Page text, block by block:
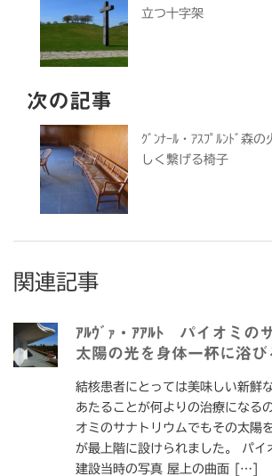
立つ十字架
次の記事
ｸﾞﾝﾅｰﾙ・ｱｽﾌﾟﾙﾝﾄﾞ森
しく繋げる椅子
関連記事
ｱﾙｳﾞｧ・ｱｱﾙﾄ パイオミの
太陽の光を身体一杯に浴び
結核患者にとっては美味しい新鮮
あたることが何よりの治療になる
オミのサナトリウムでもその太陽
が最上階に設けられました。 パイ
建設当時の写真 屋上の曲面 […]